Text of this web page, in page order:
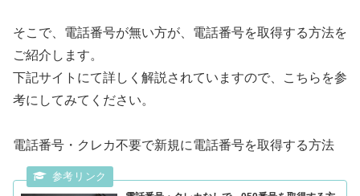
そこで、電話番号が無い方が、電話番号を取得する方法を
ご紹介します。
下記サイトにて詳しく解説されていますので、こちらを参
考にしてみてください。
電話番号・クレカ不要で新規に電話番号を取得する方法